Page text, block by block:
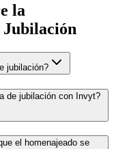
la
Jubilación
jubilación?
de jubilación con Invyt?
el homenajeado se